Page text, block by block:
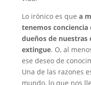
Lo irónico es que a
tenemos
dueños de nuestras
extingue. O, al
ese deseo de
Una de las razones
mundo, lo que nos